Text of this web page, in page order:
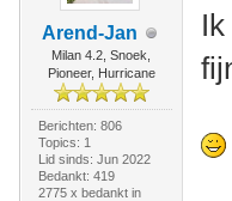
Arend-Jan
Milan 4.2, Snoek,
Pioneer, Hurricane
Berichten: 806
Topics: 1
Lid sinds: Jun 2022
Bedankt: 419
2775 x bedankt in